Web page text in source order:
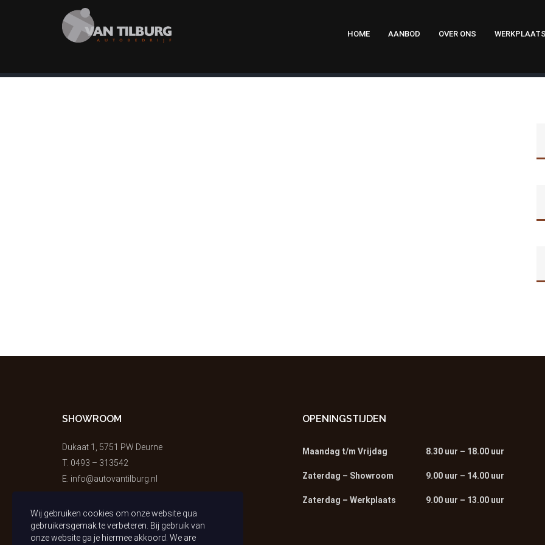
HOME AANBOD OVER ONS WERKPLAATS
SHOWROOM
Dukaat 1, 5751 PW Deurne
T. 0493 – 313542
E. info@autovantilburg.nl
OPENINGSTIJDEN
Maandag t/m Vrijdag 8.30 uur – 18.00 uur
Zaterdag – Showroom 9.00 uur – 14.00 uur
Zaterdag – Werkplaats
9.00 uur – 13.00 uur
Wij gebruiken cookies om onze website qua
gebruikersgemak te verbeteren. Bij gebruik van
onze website ga je hiermee akkoord. We are